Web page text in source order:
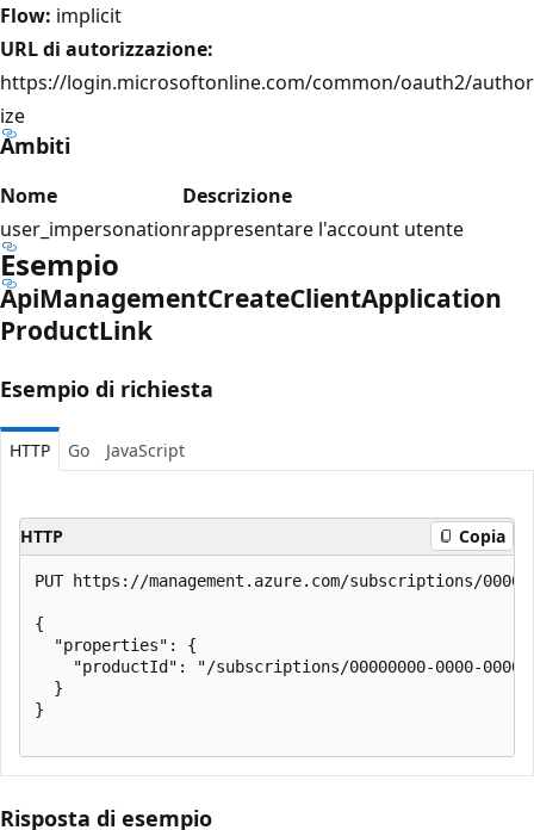
Flow: implicit
URL di autorizzazione:
https://login.microsoftonline.com/common/oauth2/author
ize
Ambiti
Nome
Descrizione
user_impersonationrappresentare l'account utente
Esempio
ApiManagementCreateClientApplication
ProductLink
Esempio di richiesta
HTTP Go JavaScript
HTTP Copia
PUT https://management.azure.com/subscriptions/
{
  "properties": {
"productId": "/subscriptions/00000000-0000-
  }
}
Risposta di esempio